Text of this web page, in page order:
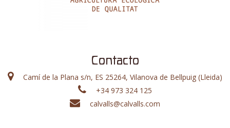
Contacto
Camí de la Plana s/n, ES 25264, Vilanova de Bellpuig (Lleida)
+34 973 324 125
calvalls@calvalls.com